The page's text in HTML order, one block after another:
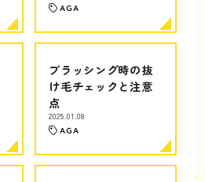
AGA
ブラッシング時の抜
け毛チェックと注意
点
2025.01.08
AGA